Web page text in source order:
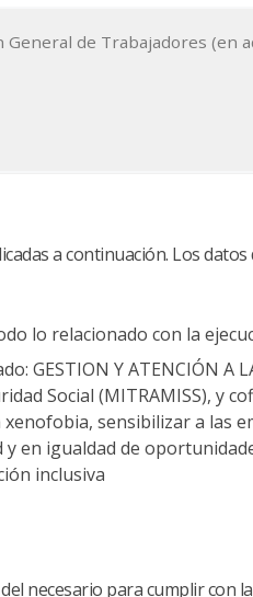
de Trabajadores (en
a continuación. Los
lo relacionado con la
GESTION Y ATENCIÓN A
Social (MITRAMISS), y
sensibilizar a las
en igualdad de
inclusiva
necesario para cumplir con